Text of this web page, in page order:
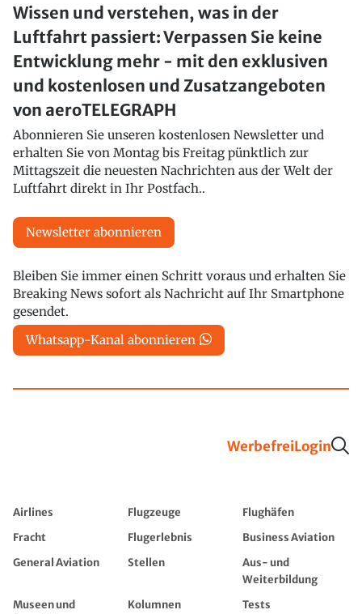
Wissen und verstehen, was in der
Luftfahrt passiert: Verpassen Sie keine
Entwicklung mehr - mit den exklusiven
und kostenlosen und Zusatzangeboten
von aeroTELEGRAPH
Abonnieren Sie unseren kostenlosen Newsletter und
erhalten Sie von Montag bis Freitag pünktlich zur
Mittagszeit die neuesten Nachrichten aus der Welt der
Luftfahrt direkt in Ihr Postfach..
Newsletter abonnieren
Bleiben Sie immer einen Schritt voraus und erhalten Sie
Breaking News sofort als Nachricht auf Ihr Smartphone
gesendet.
Whatsapp-Kanal abonnieren
WerbefreiLogin
Airlines Flugzeuge
Flughäfen
Fracht
Flugerlebnis
Business Aviation
General Aviation
Stellen
Aus- und
Weiterbildung
Museen und
Kolumnen Tests